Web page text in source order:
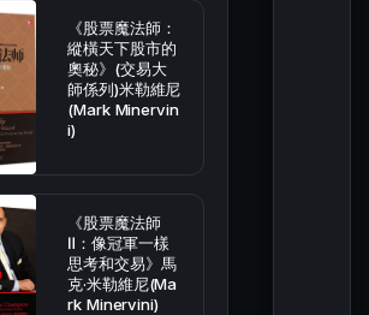
《股票魔法師：
縱橫天下股市的
奧秘》(交易大
師係列)米勒維尼
(Mark Minervin
i)
《股票魔法師
Ⅱ：像冠軍一樣
思考和交易》馬
克·米勒維尼(Ma
rk Minervini)